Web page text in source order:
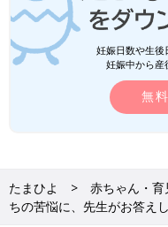
妊娠日数や生後
妊娠中から産
無
たまひよ 赤ちゃん・育
ちの苦悩に、先生がお答え